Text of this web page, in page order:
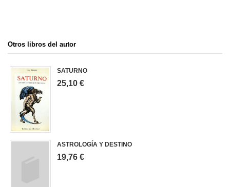
Otros libros del autor
SATURNO
25,10 €
ASTROLOGÍA Y DESTINO
19,76 €